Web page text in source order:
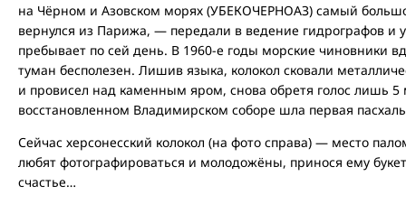
на Чёрном и Азовском морях (УБЕКОЧЕРНОАЗ) самый
вернулся из Парижа, — передали в ведение гидрографов и
пребывает по сей день. В 1960-е годы морские чиновники
туман бесполезен. Лишив языка, колокол сковали
и провисел над каменным яром, снова обретя голос лишь 5
восстановленном Владимирском соборе шла первая
Сейчас херсонесский колокол (на фото справа) — место
любят фотографироваться и молодожёны, принося ему
счастье…